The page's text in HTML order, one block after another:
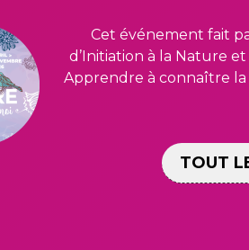
Cet événement fait
d’Initiation à la Nature et
Apprendre à connaître
TOUT